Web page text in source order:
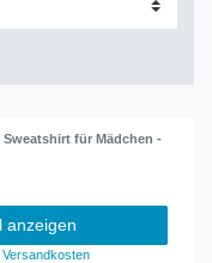
Sweatshirt für Mädchen -
anzeigen
Versandkosten